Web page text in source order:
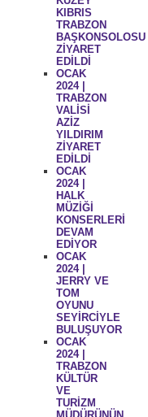
KIBRIS
TRABZON
BAŞKONSOLOSU
ZİYARET
EDİLDİ
OCAK
2024 |
TRABZON
VALİSİ
AZİZ
YILDIRIM
ZİYARET
EDİLDİ
OCAK
2024 |
HALK
MÜZİĞİ
KONSERLERİ
DEVAM
EDİYOR
OCAK
2024 |
JERRY VE
TOM
OYUNU
SEYİRCİYLE
BULUŞUYOR
OCAK
2024 |
TRABZON
KÜLTÜR
VE
TURİZM